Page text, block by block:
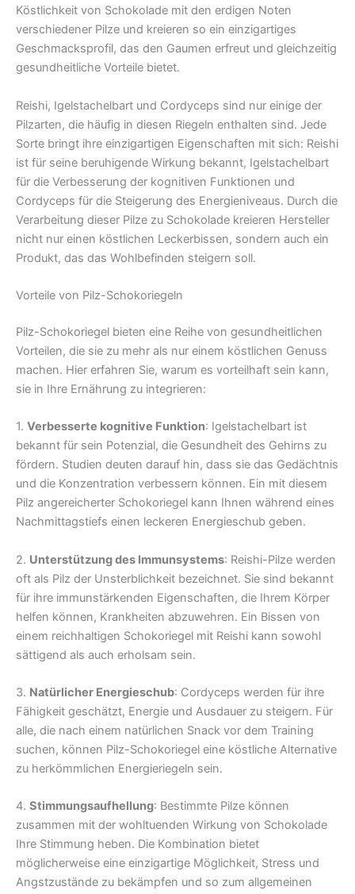
Köstlichkeit von Schokolade mit den erdigen Noten
verschiedener Pilze und kreieren so ein einzigartiges
Geschmacksprofil, das den Gaumen erfreut und gleichzeitig
gesundheitliche Vorteile bietet.
Reishi, Igelstachelbart und Cordyceps sind nur einige der
Pilzarten, die häufig in diesen Riegeln enthalten sind. Jede
Sorte bringt ihre einzigartigen Eigenschaften mit sich: Reishi
ist für seine beruhigende Wirkung bekannt, Igelstachelbart
für die Verbesserung der kognitiven Funktionen und
Cordyceps für die Steigerung des Energieniveaus. Durch die
Verarbeitung dieser Pilze zu Schokolade kreieren Hersteller
nicht nur einen köstlichen Leckerbissen, sondern auch ein
Produkt, das das Wohlbefinden steigern soll.
Vorteile von Pilz-Schokoriegeln
Pilz-Schokoriegel bieten eine Reihe von gesundheitlichen
Vorteilen, die sie zu mehr als nur einem köstlichen Genuss
machen. Hier erfahren Sie, warum es vorteilhaft sein kann,
sie in Ihre Ernährung zu integrieren:
1. Verbesserte kognitive Funktion: Igelstachelbart ist
bekannt für sein Potenzial, die Gesundheit des Gehirns zu
fördern. Studien deuten darauf hin, dass sie das Gedächtnis
und die Konzentration verbessern können. Ein mit diesem
Pilz angereicherter Schokoriegel kann Ihnen während eines
Nachmittagstiefs einen leckeren Energieschub geben.
2. Unterstützung des Immunsystems: Reishi-Pilze werden
oft als Pilz der Unsterblichkeit bezeichnet. Sie sind bekannt
für ihre immunstärkenden Eigenschaften, die Ihrem Körper
helfen können, Krankheiten abzuwehren. Ein Bissen von
einem reichhaltigen Schokoriegel mit Reishi kann sowohl
sättigend als auch erholsam sein.
3. Natürlicher Energieschub: Cordyceps werden für ihre
Fähigkeit geschätzt, Energie und Ausdauer zu steigern. Für
alle, die nach einem natürlichen Snack vor dem Training
suchen, können Pilz-Schokoriegel eine köstliche Alternative
zu herkömmlichen Energieriegeln sein.
4. Stimmungsaufhellung: Bestimmte Pilze können
zusammen mit der wohltuenden Wirkung von Schokolade
Ihre Stimmung heben. Die Kombination bietet
möglicherweise eine einzigartige Möglichkeit, Stress und
Angstzustände zu bekämpfen und so zum allgemeinen